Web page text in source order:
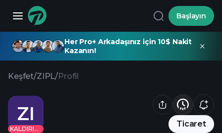
Başlayın
Her Pro+ Arkadaşınız için 10$ Nakit
Kazanın!
Keşfet/ZIPL/Profil
ZI
KALDIRILDI
Ticaret